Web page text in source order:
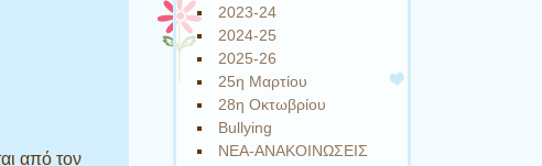
από τον
2023-24
2024-25
2025-26
25η Μαρτίου
28η Οκτωβρίου
Bullying
NEA-ΑΝΑΚΟΙΝΩΣΕΙΣ